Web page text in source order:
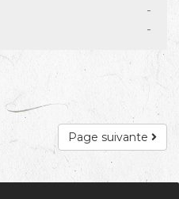
-
-
Page suivante